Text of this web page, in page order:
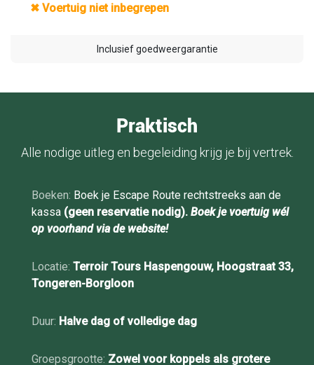
✖ Voertuig niet inbegrepen
Inclusief goedweergarantie
Praktisch
Alle nodige uitleg en begeleiding krijg je bij vertrek.
Boeken: Boek je Escape Route rechtstreeks aan de
kassa (geen reservatie nodig). Boek je voertuig wél
op voorhand via de website!
Locatie: Terroir Tours Haspengouw, Hoogstraat 33,
Tongeren-Borgloon
Duur: Halve dag of volledige dag
Groepsgrootte: Zowel voor koppels als grotere